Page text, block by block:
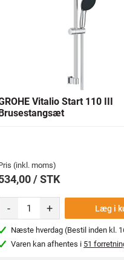
Vitalio Start 110 III
Brusestangsæt
(inkl. moms)
/ STK
- + Læg i
Næste hverdag (Bestil inden kl.
Varen kan afhentes i 51